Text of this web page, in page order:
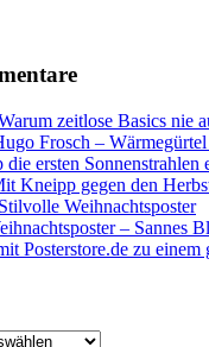
zeitlose Basics nie
Frosch –
ersten Sonnenstrahlen
Kneipp gegen den
Stilvolle Weihnachtsposter
– Sannes
Posterstore.de zu einem